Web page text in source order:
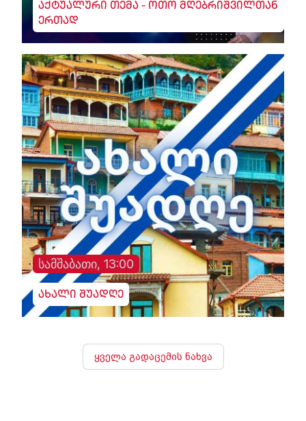
აქტუალური თემა - ოთო მღებრიშვილთან
ერთად
სამშაბათი, 13:00
ახალი შუადღე
ყველა გადაცემის ნახვა